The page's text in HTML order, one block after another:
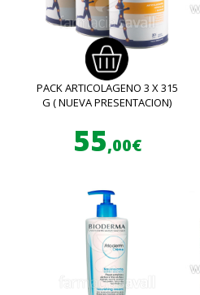
PACK ARTICOLAGENO 3 X 315
G ( NUEVA PRESENTACION)
55,00€